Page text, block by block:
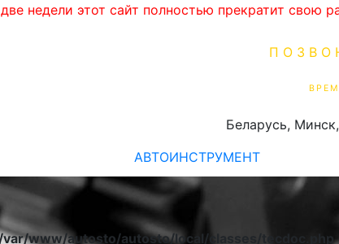
недели этот сайт полностью прекратит свою
Беларусь,
АВТОИНСТРУМЕНТ
var/www/autosto/autosto/local/classes/tecdoc.php